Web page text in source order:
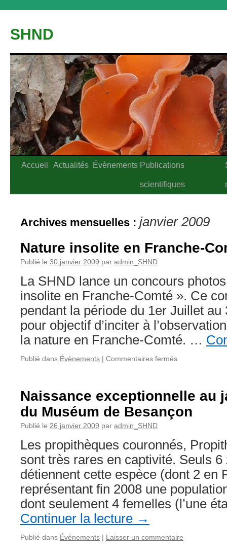
contenu
SHND
Accueil Actualités Évènements Publications
scientifiques
Archives mensuelles : janvier 2009
Nature insolite en Franche-
Publié le 30 janvier 2009 par admin_SHND
La SHND lance un concours
insolite en Franche-Comté ». Ce
pendant la période du 1er Juillet au
pour objectif d’inciter à
la nature en Franche-Comté. …
Publié dans Évènements | Commentaires ferméssur
Franche-
Comté
Naissance exceptionnelle au
du Muséum de Besançon
Publié le 26 janvier 2009 par admin_SHND
Les propithèques couronnés,
sont très rares en captivité. Seuls
détiennent cette espèce (dont 2 en
représentant fin 2008 une
dont seulement 4 femelles (l’une
Continuer la lecture →
Publié dans Évènements | Laisser un commentaire